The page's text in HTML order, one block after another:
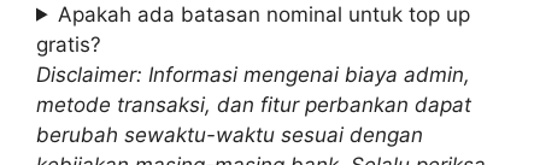
Apakah ada batasan nominal untuk top up
gratis?
Disclaimer: Informasi mengenai biaya admin,
metode transaksi, dan fitur perbankan dapat
berubah sewaktu-waktu sesuai dengan